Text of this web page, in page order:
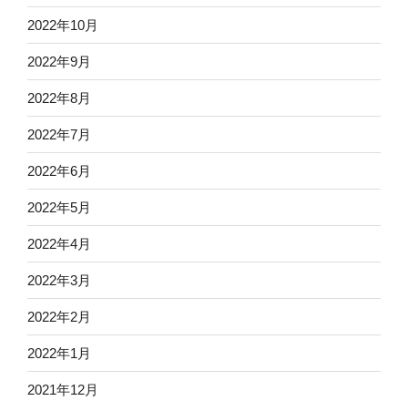
2022年10月
2022年9月
2022年8月
2022年7月
2022年6月
2022年5月
2022年4月
2022年3月
2022年2月
2022年1月
2021年12月